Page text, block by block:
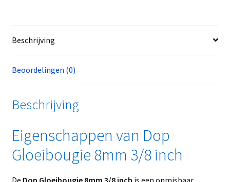
Beschrijving
Beoordelingen (0)
Beschrijving
Eigenschappen van Dop
Gloeibougie 8mm 3/8 inch
De Dop Gloeibougie 8mm 3/8 inch is een onmisbaar